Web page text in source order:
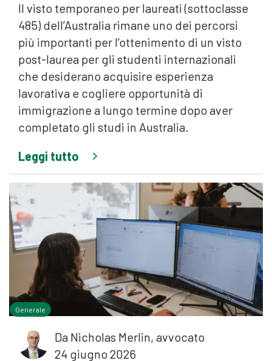
Il visto temporaneo per laureati (sottoclasse
485) dell’Australia rimane uno dei percorsi
più importanti per l’ottenimento di un visto
post-laurea per gli studenti internazionali
che desiderano acquisire esperienza
lavorativa e cogliere opportunità di
immigrazione a lungo termine dopo aver
completato gli studi in Australia.
Leggi tutto
Generale
Da Nicholas Merlin, avvocato
24 giugno 2026